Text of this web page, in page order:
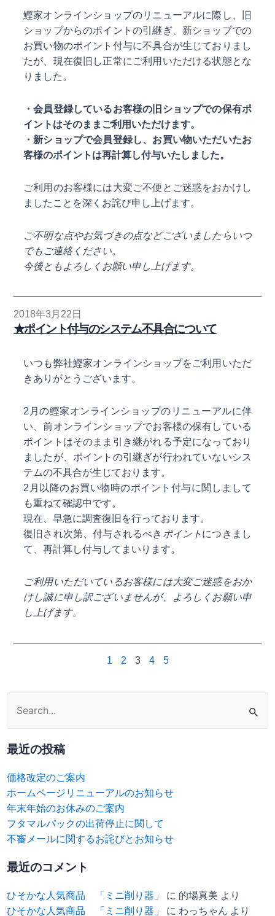
鰹家オンラインショップのリニューアルに際し、旧
ショップからのポイントの引継ぎ、新ショップでの
お買い物のポイント付与に不具合が生じておりまし
たが、現在復旧し正常にご利用いただける状態とな
りました。
・会員登録しているお客様の旧ショップでの保有ポ
イントはそのままご利用いただけます。
・新ショップで会員登録し、お買い物いただいたお
客様のポイントは再計算し付与いたしました。
ご利用のお客様には大変ご不便とご迷惑をおかけし
ましたことを深くお詫び申し上げます。
ご不明な点やお気づきの点などございましたらいつ
でもご連絡ください。
今後ともよろしくお願い申し上げます。
2018年3月22日
★ポイント付与のシステム不具合について
いつも弊社鰹家オンラインショップをご利用いただ
きありがとうございます。
2月の鰹家オンラインショップのリニューアルに伴
い、前オンラインショップでお客様の保有している
ポイントはそのまま引き継がれる予定になっており
ましたが、ポイントの引継ぎが行われていないシス
テムの不具合が生じております。
2月以降のお買い物時のポイント付与に関しまして
も重ねて確認中です。
現在、早急に調査復旧を行っております。
復旧され次第、付与されるべき ポイント につきまし
て、再計算し付与してまいります。
ご利用いただいているお客様には大変ご迷惑をおか
けし誠に申し訳ございませんが、よろしくお願い申
し上げます。
1 2 3 4 5
索
対
象:
最近の投稿
価格改定のご案内
ホームページリニューアルのお知らせ
年末年始のお休みのご案内
フタマルパックの出荷停止に関して
不審メールに関するお詫びとお知らせ
最近のコメント
ひそかな人気商品 「ミニ削り器」 に 的場真美 より
ひそかな人気商品 「ミニ削り器」
に わっちゃん より